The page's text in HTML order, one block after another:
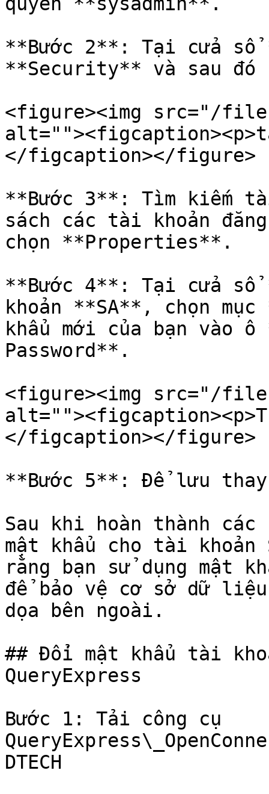
**Bước 2**: Tại cửa sổ
**Security** và sau đó
<figure><img src="/
</figcaption></figure>
**Bước 3**: Tìm kiếm
sách các tài khoản
chọn **Properties**.
**Bước 4**: Tại cửa
khoản **SA**, chọn
khẩu mới của bạn vào
Password**.
<figure><img src="/files/
</figcaption></figure>
**Bước 5**: Để lưu
Sau khi hoàn thành
mật khẩu cho tài khoản
rằng bạn sử dụng mật
để bảo vệ cơ sở dữ
dọa bên ngoài.
## Đổi mật khẩu tài
QueryExpress
Bước 1: Tải công cụ
DTECH